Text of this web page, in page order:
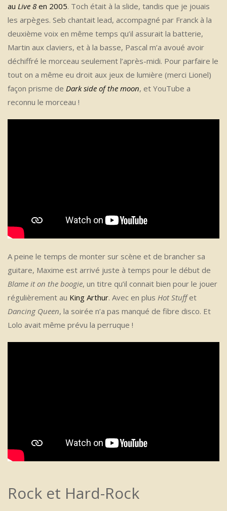
au Live 8 en 2005. Toch était à la slide, tandis que je jouais
les arpèges. Seb chantait lead, accompagné par Franck à la
deuxième voix en même temps qu’il assurait la batterie,
Martin aux claviers, et à la basse, Pascal m’a avoué avoir
déchiffré le morceau seulement l’après-midi. Pour parfaire le
tout on a même eu droit aux jeux de lumière (merci Lionel)
façon prisme de Dark side of the moon, et YouTube a
reconnu le morceau !
A peine le temps de monter sur scène et de brancher sa
guitare, Maxime est arrivé juste à temps pour le début de
Blame it on the boogie, un titre qu’il connait bien pour le jouer
régulièrement au King Arthur. Avec en plus Hot Stuffet
Dancing Queen, la soirée n’a pas manqué de fibre disco. Et
Lolo avait même prévu la perruque !
Rock et Hard-Rock